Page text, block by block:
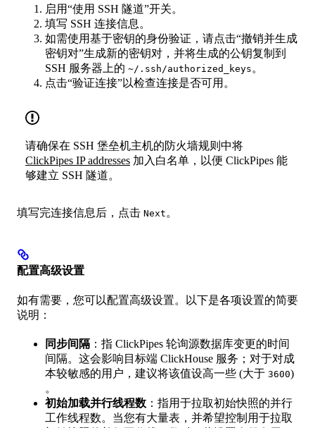
启用“使用 SSH 隧道”开关。
填写 SSH 连接信息。
如需使用基于密钥的身份验证，请点击“撤销并生成
密钥对”生成新的密钥对，并将生成的公钥复制到
SSH 服务器上的 ~/.ssh/authorized_keys 。
点击“验证连接”以检查连接是否可用。
请确保在 SSH 堡垒机主机的防火墙规则中将
ClickPipes IP addresses 加入白名单，以便 ClickPipes 能
够建立 SSH 隧道。
填写完连接信息后，点击 Next 。
配置高级设置
如有需要，您可以配置高级设置。以下是各项设置的简要
说明：
同步间隔 ：指 ClickPipes 轮询源数据库变更的时间
间隔。这会影响目标端 ClickHouse 服务；对于对成
本较敏感的用户，建议将该值设高一些 (大于 3600)
。
初始加载并行线程数 ：指用于拉取初始快照的并行
工作线程数。当您有大量表，并希望控制用于拉取